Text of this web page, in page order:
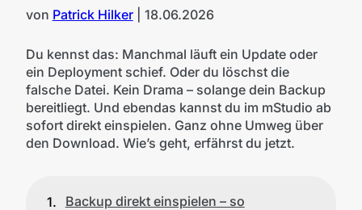
von Patrick Hilker| 18.06.2026
Du kennst das: Manchmal läuft ein Update oder
ein Deployment schief. Oder du löschst die
falsche Datei. Kein Drama – solange dein Backup
bereitliegt. Und ebendas kannst du im mStudio ab
sofort direkt einspielen. Ganz ohne Umweg über
den Download. Wie’s geht, erfährst du jetzt.
Backup direkt einspielen – so